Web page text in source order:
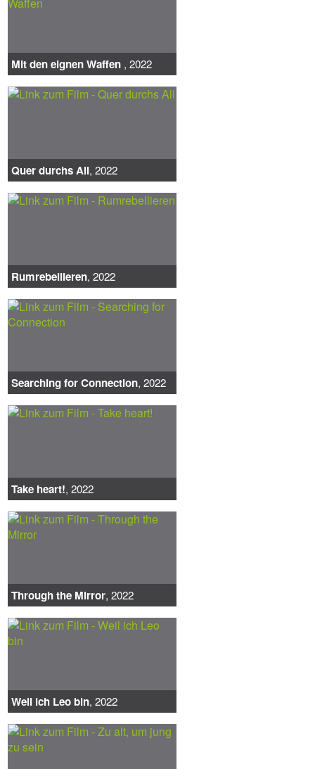
Mit den eignen Waffen , 2022
Quer durchs All, 2022
Rumrebellieren, 2022
Searching for Connection, 2022
Take heart!, 2022
Through the Mirror, 2022
Weil ich Leo bin, 2022